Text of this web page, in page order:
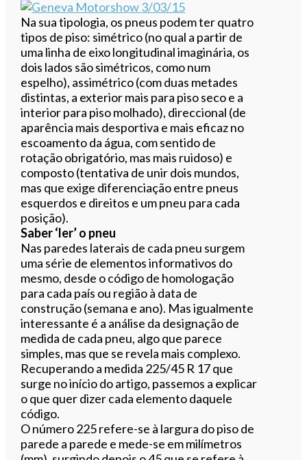
Na sua tipologia, os pneus podem ter quatro
tipos de piso: simétrico (no qual a partir de
uma linha de eixo longitudinal imaginária, os
dois lados são simétricos, como num
espelho), assimétrico (com duas metades
distintas, a exterior mais para piso seco e a
interior para piso molhado), direccional (de
aparência mais desportiva e mais eficaz no
escoamento da água, com sentido de
rotação obrigatório, mas mais ruidoso) e
composto (tentativa de unir dois mundos,
mas que exige diferenciação entre pneus
esquerdos e direitos e um pneu para cada
posição).
Saber ‘ler’ o pneu
Nas paredes laterais de cada pneu surgem
uma série de elementos informativos do
mesmo, desde o código de homologação
para cada país ou região à data de
construção (semana e ano). Mas igualmente
interessante é a análise da designação de
medida de cada pneu, algo que parece
simples, mas que se revela mais complexo.
Recuperando a medida 225/45 R 17 que
surge no início do artigo, passemos a explicar
o que quer dizer cada elemento daquele
código.
O número 225 refere-se à largura do piso de
parede a parede e mede-se em milímetros